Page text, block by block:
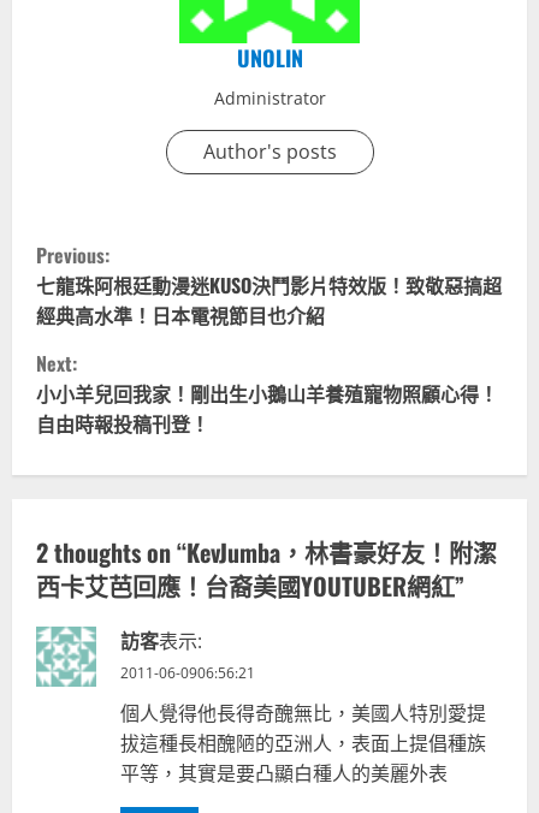
UNOLIN
Administrator
Author's posts
C
o
n
t
i
u
e
R
e
Previous:
七龍珠阿根廷動漫迷KUSO決鬥影片特效版！致敬惡搞超
經典高水準！日本電視節目也介紹
Next:
小小羊兒回我家！剛出生小鵝山羊養殖寵物照顧心得！
自由時報投稿刊登！
2 thoughts on “KevJumba，林書豪好友！附潔
西卡艾芭回應！台裔美國YOUTUBER網紅”
訪客表示:
2011-06-0906:56:21
個人覺得他長得奇醜無比，美國人特別愛提
拔這種長相醜陋的亞洲人，表面上提倡種族
平等，其實是要凸顯白種人的美麗外表